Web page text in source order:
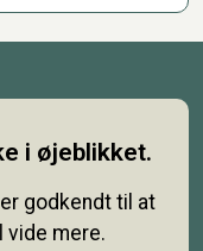
i øjeblikket.
godkendt til at
vide mere.